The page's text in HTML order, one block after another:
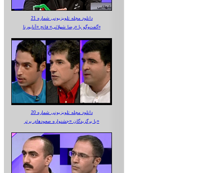
دانلود مجله تلویزیونی شماره 21
گفت‌وگو با «رضا شهلائی» فاتح «آناپورنا»
دانلود مجله تلویزیونی شماره 20
با برگزیدگان «جشنواره صعودهای برتر»